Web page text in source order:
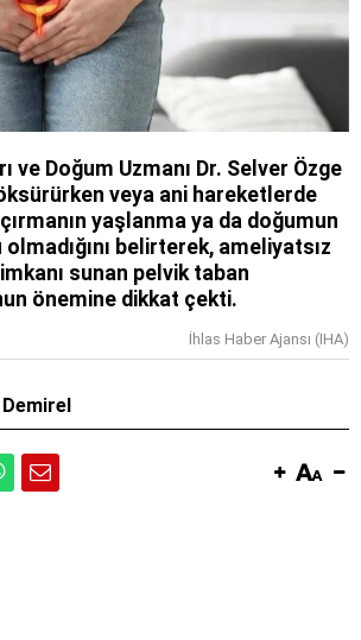
ve Doğum Uzmanı Dr. Selver Özge
veya ani hareketlerde
yaşlanma ya da doğumun
belirterek, ameliyatsız
sunan pelvik taban
önemine dikkat çekti.
İhlas Haber Ajansı (IHA)